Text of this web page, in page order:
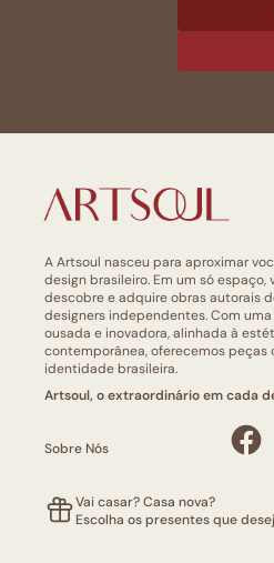
A Artsoul nasceu para aproximar
design brasileiro. Em um só espaço,
descobre e adquire obras autorais
designers independentes. Com
ousada e inovadora, alinhada à
contemporânea, oferecemos peças
identidade brasileira.
Artsoul, o extraordinário em cada
Sobre Nós
Vai casar? Casa nova?
Escolha os presentes que